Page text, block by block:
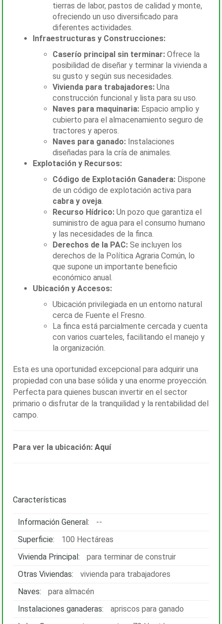
tierras de labor, pastos de calidad y monte,
ofreciendo un uso diversificado para
diferentes actividades.
Infraestructuras y Construcciones:
Caserío principal sin terminar: Ofrece la
posibilidad de diseñar y terminar la vivienda a
su gusto y según sus necesidades.
Vivienda para trabajadores: Una
construcción funcional y lista para su uso.
Naves para maquinaria: Espacio amplio y
cubierto para el almacenamiento seguro de
tractores y aperos.
Naves para ganado: Instalaciones
diseñadas para la cría de animales.
Explotación y Recursos:
Código de Explotación Ganadera: Dispone
de un código de explotación activa para
cabra y oveja
Recurso Hídrico: Un pozo que garantiza el
suministro de agua para el consumo humano
y las necesidades de la finca.
Derechos de la PAC: Se incluyen los
derechos de la Política Agraria Común, lo
que supone un importante beneficio
económico anual.
Ubicación y Accesos:
Ubicación privilegiada en un entorno natural
cerca de Fuente el Fresno.
La finca está parcialmente cercada y cuenta
con varios cuarteles, facilitando el manejo y
la organización.
Esta es una oportunidad excepcional para adquirir una
propiedad con una base sólida y una enorme proyección.
Perfecta para quienes buscan invertir en el sector
primario o disfrutar de la tranquilidad y la rentabilidad del
campo.
Para ver la ubicación: Aquí
Características
Información General:
--
Superficie:
100 Hectáreas
Vivienda Principal:
para terminar de construir
Otras Viviendas:
vivienda para trabajadores
Naves:
para almacén
Instalaciones ganaderas:
apriscos para ganado